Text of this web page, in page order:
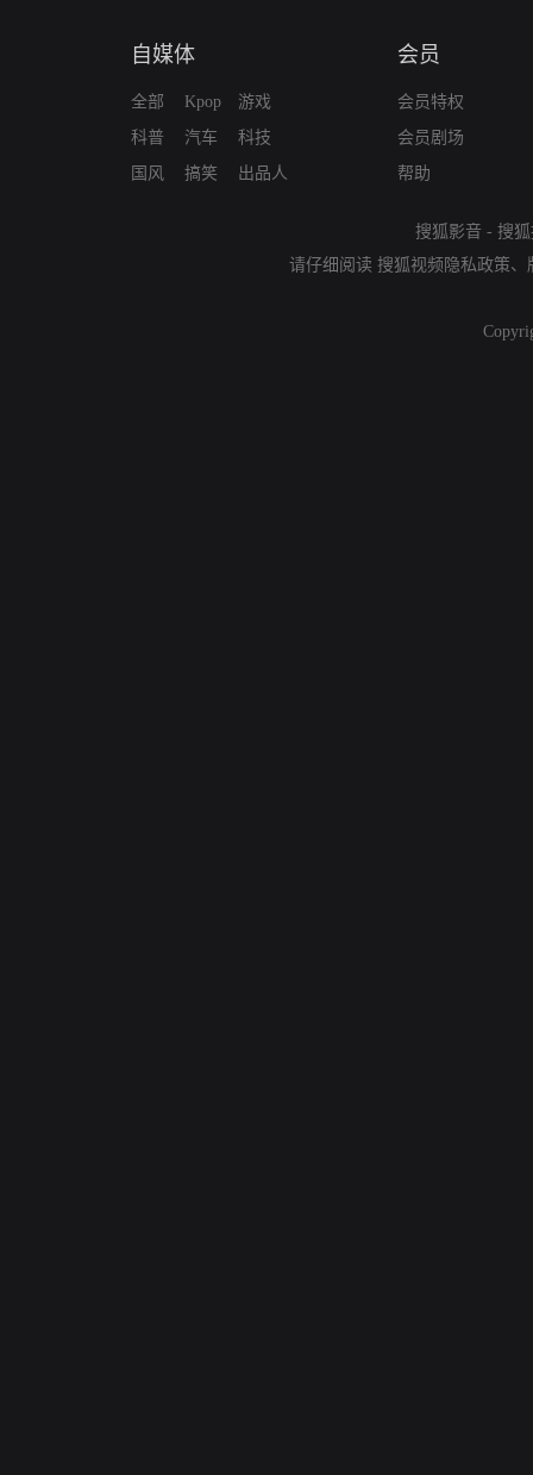
自媒体
全部
科普
国风
Kpop
汽车
搞笑
游戏
科技
出品人
会员
会员特权
会员剧场
帮助
搜狐影音 - 搜
请仔细阅读 搜狐视频隐私政策、